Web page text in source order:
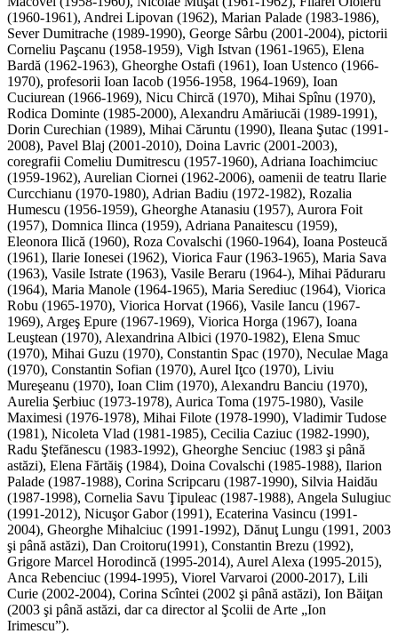
(1960-1961), Andrei Lipovan (1962), Marian Palade (1983-1986),
Sever Dumitrache (1989-1990), George Sârbu (2001-2004), pictorii
Corneliu Paşcanu (1958-1959), Vigh Istvan (1961-1965), Elena
Bardă (1962-1963), Gheorghe Ostafi (1961), Ioan Ustenco (1966-
1970), profesorii Ioan Iacob (1956-1958, 1964-1969), Ioan
Cuciurean (1966-1969), Nicu Chircă (1970), Mihai Spînu (1970),
Rodica Dominte (1985-2000), Alexandru Amăriucăi (1989-1991),
Dorin Curechian (1989), Mihai Căruntu (1990), Ileana Şutac (1991-
2008), Pavel Blaj (2001-2010), Doina Lavric (2001-2003),
coregrafii Comeliu Dumitrescu (1957-1960), Adriana Ioachimciuc
(1959-1962), Aurelian Ciornei (1962-2006), oamenii de teatru Ilarie
Curcchianu (1970-1980), Adrian Badiu (1972-1982), Rozalia
Humescu (1956-1959), Gheorghe Atanasiu (1957), Aurora Foit
(1957), Domnica Ilinca (1959), Adriana Panaitescu (1959),
Eleonora Ilică (1960), Roza Covalschi (1960-1964), Ioana Posteucă
(1961), Ilarie Ionesei (1962), Viorica Faur (1963-1965), Maria Sava
(1963), Vasile Istrate (1963), Vasile Beraru (1964-), Mihai Păduraru
(1964), Maria Manole (1964-1965), Maria Serediuc (1964), Viorica
Robu (1965-1970), Viorica Horvat (1966), Vasile Iancu (1967-
1969), Argeş Epure (1967-1969), Viorica Horga (1967), Ioana
Leuştean (1970), Alexandrina Albici (1970-1982), Elena Smuc
(1970), Mihai Guzu (1970), Constantin Spac (1970), Neculae Maga
(1970), Constantin Sofian (1970), Aurel Iţco (1970), Liviu
Mureşeanu (1970), Ioan Clim (1970), Alexandru Banciu (1970),
Aurelia Şerbiuc (1973-1978), Aurica Toma (1975-1980), Vasile
Maximesi (1976-1978), Mihai Filote (1978-1990), Vladimir Tudose
(1981), Nicoleta Vlad (1981-1985), Cecilia Caziuc (1982-1990),
Radu Ştefănescu (1983-1992), Gheorghe Senciuc (1983 şi până
astăzi), Elena Fărtăiş (1984), Doina Covalschi (1985-1988), Ilarion
Palade (1987-1988), Corina Scripcaru (1987-1990), Silvia Haidău
(1987-1998), Cornelia Savu Ţipuleac (1987-1988), Angela Sulugiuc
(1991-2012), Nicuşor Gabor (1991), Ecaterina Vasincu (1991-
2004), Gheorghe Mihalciuc (1991-1992), Dănuţ Lungu (1991, 2003
şi până astăzi), Dan Croitoru(1991), Constantin Brezu (1992),
Grigore Marcel Horodincă (1995-2014), Aurel Alexa (1995-2015),
Anca Rebenciuc (1994-1995), Viorel Varvaroi (2000-2017), Lili
Curie (2002-2004), Corina Scîntei (2002 şi până astăzi), Ion Băiţan
(2003 şi până astăzi, dar ca director al Şcolii de Arte „Ion
Irimescu”).